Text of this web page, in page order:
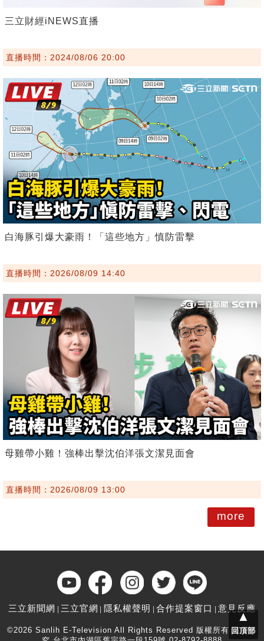
三立財經iNEWS直播
直播時間：2024/08/06 20:00
白海豚引爆大豪雨！「這些地方」慎防雷擊
直播時間：2026/08/09 14:40
母雞帶小雞！強棒出擊沈伯洋張文潔見面會
直播時間：2026/08/09 13:00
more
三立新聞網 三立官網 隱私權聲明 合作提案窗口 意見反應
©2026 Sanlih E-Television All Rights Reserved 版權所有 盜用必
▲
回頂部